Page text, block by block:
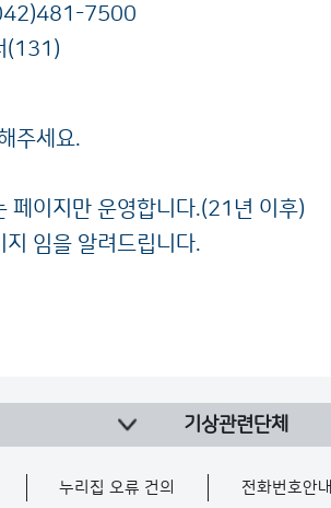
7500
(131)
주세요.
페이지만 운영합니다.(21년 이후)
임을 알려드립니다.
기상관련단체
누리집 오류 건의 전화번호안내